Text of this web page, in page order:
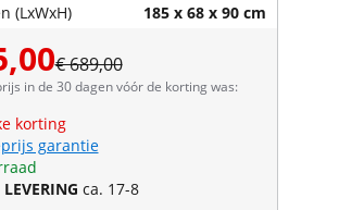
(LxWxH) 185 x 68 x 90 cm
€ 689,00
in de 30 dagen vóór de korting was:
korting
garantie
ca. 17-8